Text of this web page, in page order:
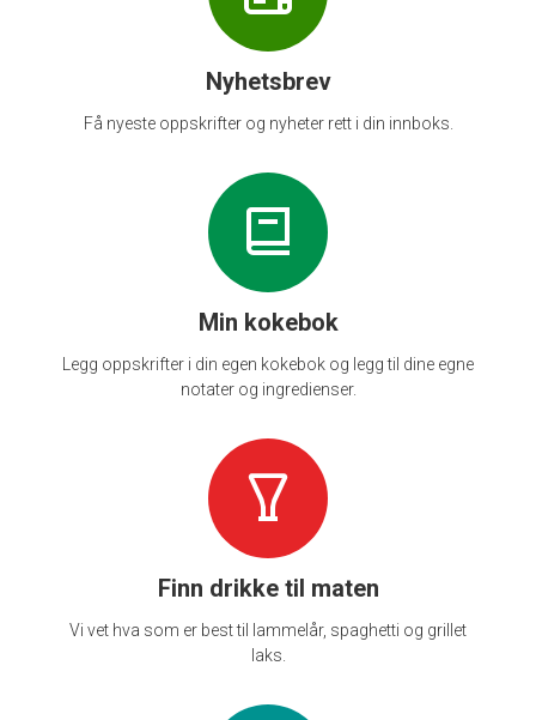
Nyhetsbrev
Få nyeste oppskrifter og nyheter rett i din innboks.
Min kokebok
Legg oppskrifter i din egen kokebok og legg til dine egne
notater og ingredienser.
Finn drikke til maten
Vi vet hva som er best til lammelår, spaghetti og grillet
laks.